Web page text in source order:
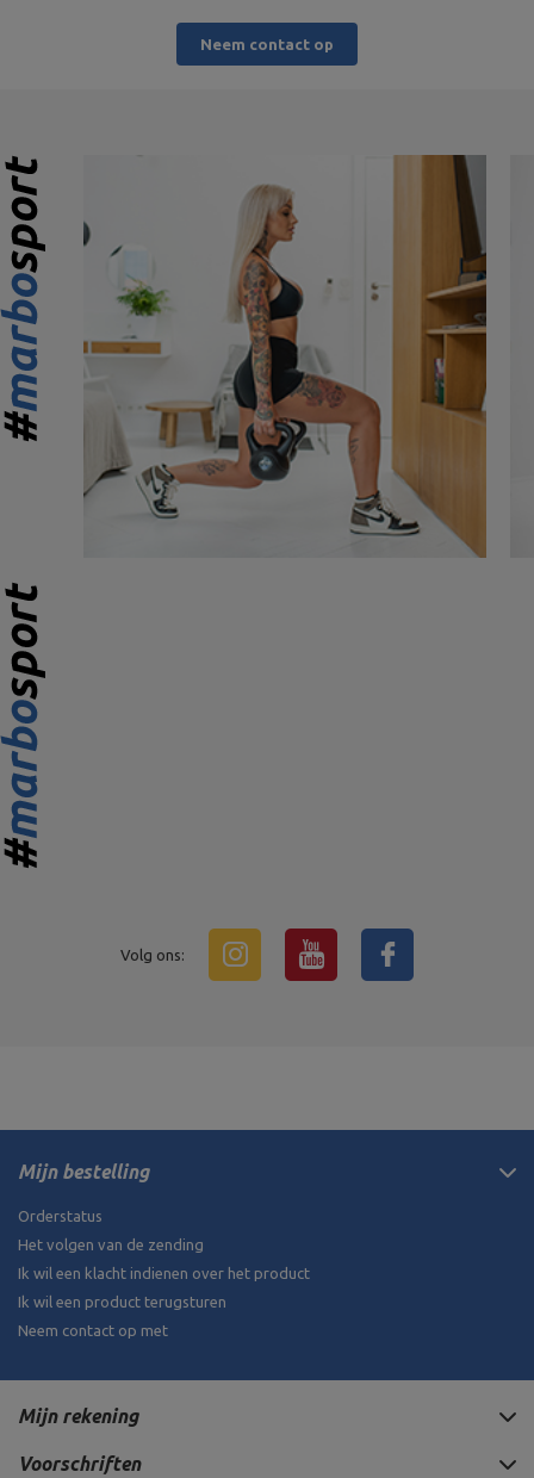
Neem contact op
Volg ons:
Mijn bestelling
Orderstatus
Het volgen van de zending
Ik wil een klacht indienen over het product
Ik wil een product terugsturen
Neem contact op met
Mijn rekening
Voorschriften